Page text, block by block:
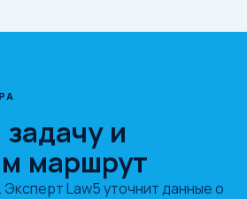
и
маршрут
Law5 уточнит данные о